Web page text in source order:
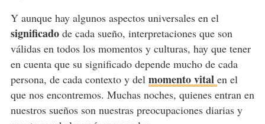
Y aunque hay algunos aspectos universales en el
significadode cada sueño, interpretaciones que son
válidas en todos los momentos y culturas, hay que tener
en cuenta que su significado depende mucho de cada
persona, de cada contexto y del momento vital en el
que nos encontremos. Muchas noches, quienes entran en
nuestros sueños son nuestras preocupaciones diarias y